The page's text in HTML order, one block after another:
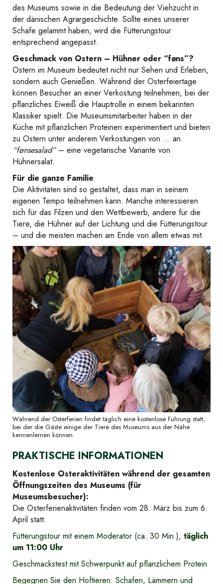
des Museums sowie in die Bedeutung der Viehzucht in
der dänischen Agrargeschichte. Sollte eines unserer
Schafe gelammt haben, wird die Fütterungstour
entsprechend angepasst.
Geschmack von Ostern – Hühner oder “føns”?
Ostern im Museum bedeutet nicht nur Sehen und Erleben,
sondern auch Genießen. Während der Osterfeiertage
können Besucher an einer Verkostung teilnehmen, bei der
pflanzliches Eiweiß die Hauptrolle in einem bekannten
Klassiker spielt. Die Museumsmitarbeiter haben in der
Küche mit pflanzlichen Proteinen experimentiert und bieten
zu Ostern unter anderem Verkostungen von … an.
“fønsesalad”– eine vegetarische Variante von
Hühnersalat.
Für die ganze Familie
Die Aktivitäten sind so gestaltet, dass man in seinem
eigenen Tempo teilnehmen kann. Manche interessieren
sich für das Filzen und den Wettbewerb, andere für die
Tiere, die Hühner auf der Lichtung und die Fütterungstour
– und die meisten machen am Ende von allem etwas mit.
Während der Osterferien findet täglich eine kostenlose Führung statt,
bei der die Gäste einige der Tiere des Museums aus der Nähe
kennenlernen können.
PRAKTISCHE INFORMATIONEN
Kostenlose Osteraktivitäten während der gesamten
Öffnungszeiten des Museums (für
Museumsbesucher):
Die Osterferienaktivitäten finden vom 28. März bis zum 6.
April statt.
Fütterungstour mit einem Moderator (ca. 30 Min.), täglich
um 11:00 Uhr
Geschmackstest mit Schwerpunkt auf pflanzlichem Protein
Begegnen Sie den Hoftieren: Schafen, Lämmern und